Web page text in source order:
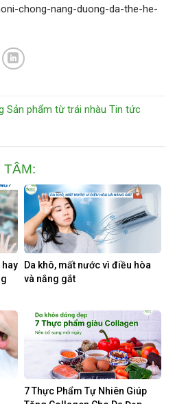
chong-nang-duong-da-the-he-
Sản phẩm từ trái nhàu Tin tức
TÂM:
hay
Da khô, mất nước vì điều hòa
và nắng gắt
7 Thực Phẩm Tự Nhiên Giúp